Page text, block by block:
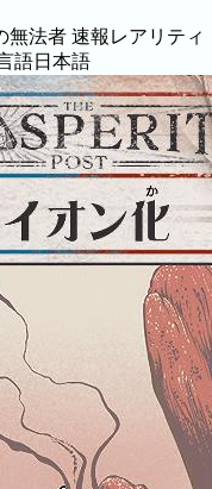
無法者 速報 レアリティ
語日本語